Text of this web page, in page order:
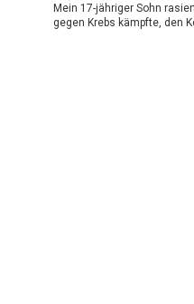
Mein 17-jähriger Sohn
gegen Krebs kämpfte, den